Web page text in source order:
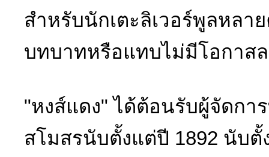
สำหรับนักเตะลิเวอร์พูลหลา
บทบาทหรือแทบไม่มีโอกาส
"หงส์แดง" ได้ต้อนรับผู้จัดกา
สโมสรนับตั้งแต่ปี 1892 นับ